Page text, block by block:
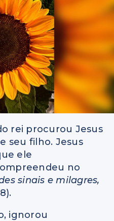
rei procurou Jesus
seu filho. Jesus
ele
no
sinais e milagres,
ignorou